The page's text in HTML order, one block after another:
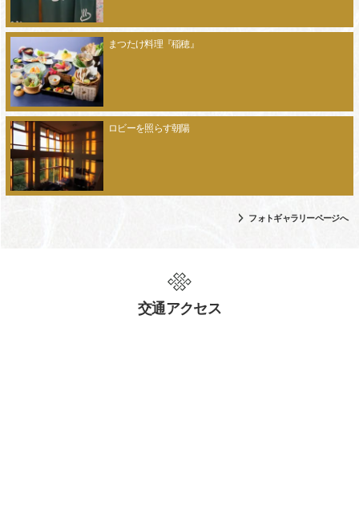
まつたけ料理『稲穂』
ロビーを照らす朝陽
フォトギャラリーページへ
交通アクセス